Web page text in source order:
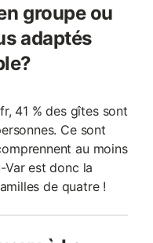
groupe ou
adaptés
41 % des gîtes sont
Ce sont
au moins
Var est donc la
de quatre !